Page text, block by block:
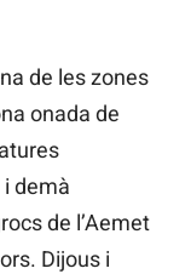
de les zones
onada de
i demà
de l’Aemet
Dijous i